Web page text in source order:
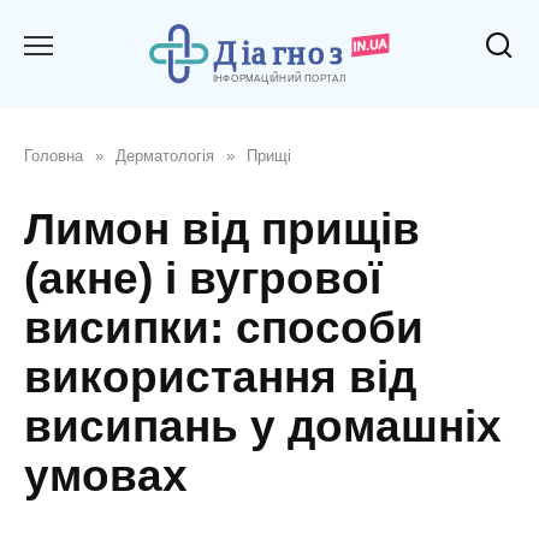
Головна » Дерматологія » Прищі
Лимон від прищів
(акне) і вугрової
висипки: способи
використання від
висипань у домашніх
умовах